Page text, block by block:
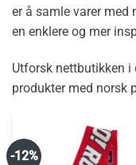
er å samle varer med
en enklere og mer
Utforsk nettbutikken
produkter med norsk
-12%